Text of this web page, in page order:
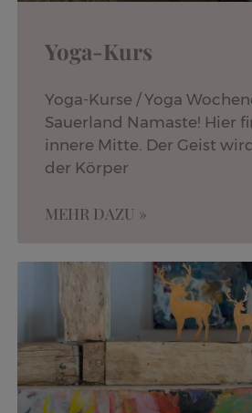
Yoga-Kurs
Yoga-Kurse / Yoga
Sauerland Namaste! Hier
innere Mitte. Der Geist
der Körper
MEHR DAZU »